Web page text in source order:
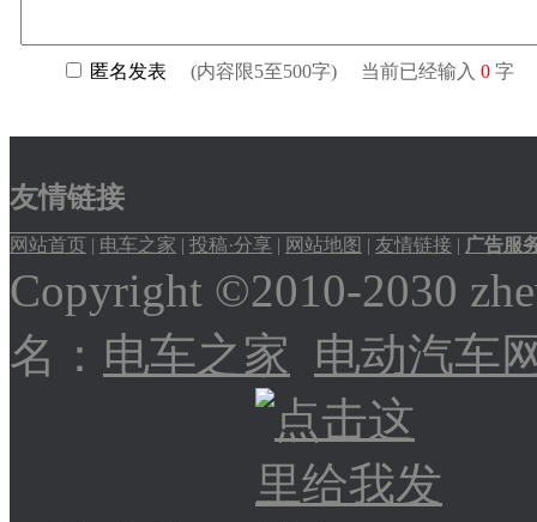
友情链接
网站首页 | 电车之家 | 投稿·分享 | 网站地图 | 友情链接 | 广告服
Copyright ©2010-2030
名： 电车之家 电动汽车